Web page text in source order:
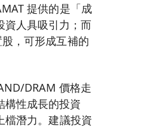
提供的是「成
資人具吸引力；而
，可形成互補的
DRAM 價格走
構性成長的投資
檔潛力。建議投資